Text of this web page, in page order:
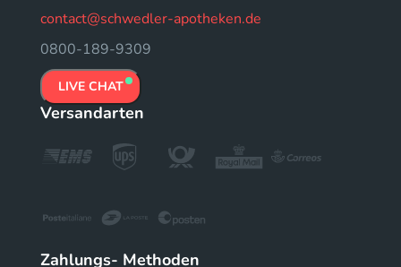
contact@schwedler-apotheken.de
0800-189-9309
LIVE CHAT
Versandarten
Zahlungs- Methoden